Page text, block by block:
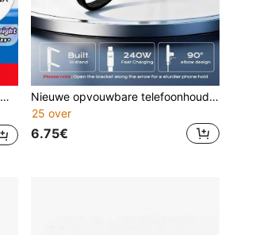
Nieuwe opvouwbare telefoonhouder met oplaadkabel, 90° hoekontwerp voor opladen en video's kijken, compatibel met Android-telefoons van 15-17 inch, duurzame gevlochten kabel
25 over
6.75€